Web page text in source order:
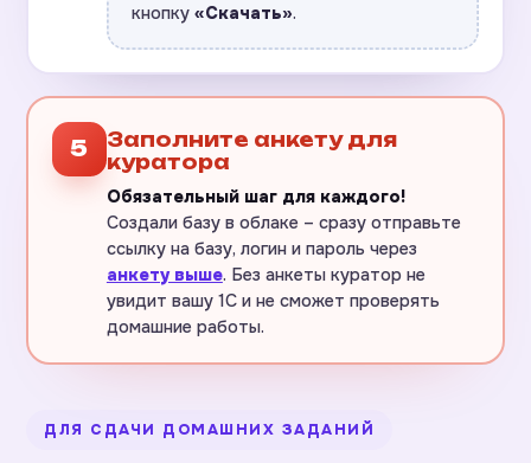
кнопку«Скачать».
5
Заполните анкету для
куратора
Обязательный шаг для каждого!
Создали базу в облаке – сразу отправьте
ссылку на базу, логин и пароль через
анкету выше. Без анкеты куратор не
увидит вашу 1С и не сможет проверять
домашние работы.
ДЛЯ СДАЧИ ДОМАШНИХ ЗАДАНИЙ